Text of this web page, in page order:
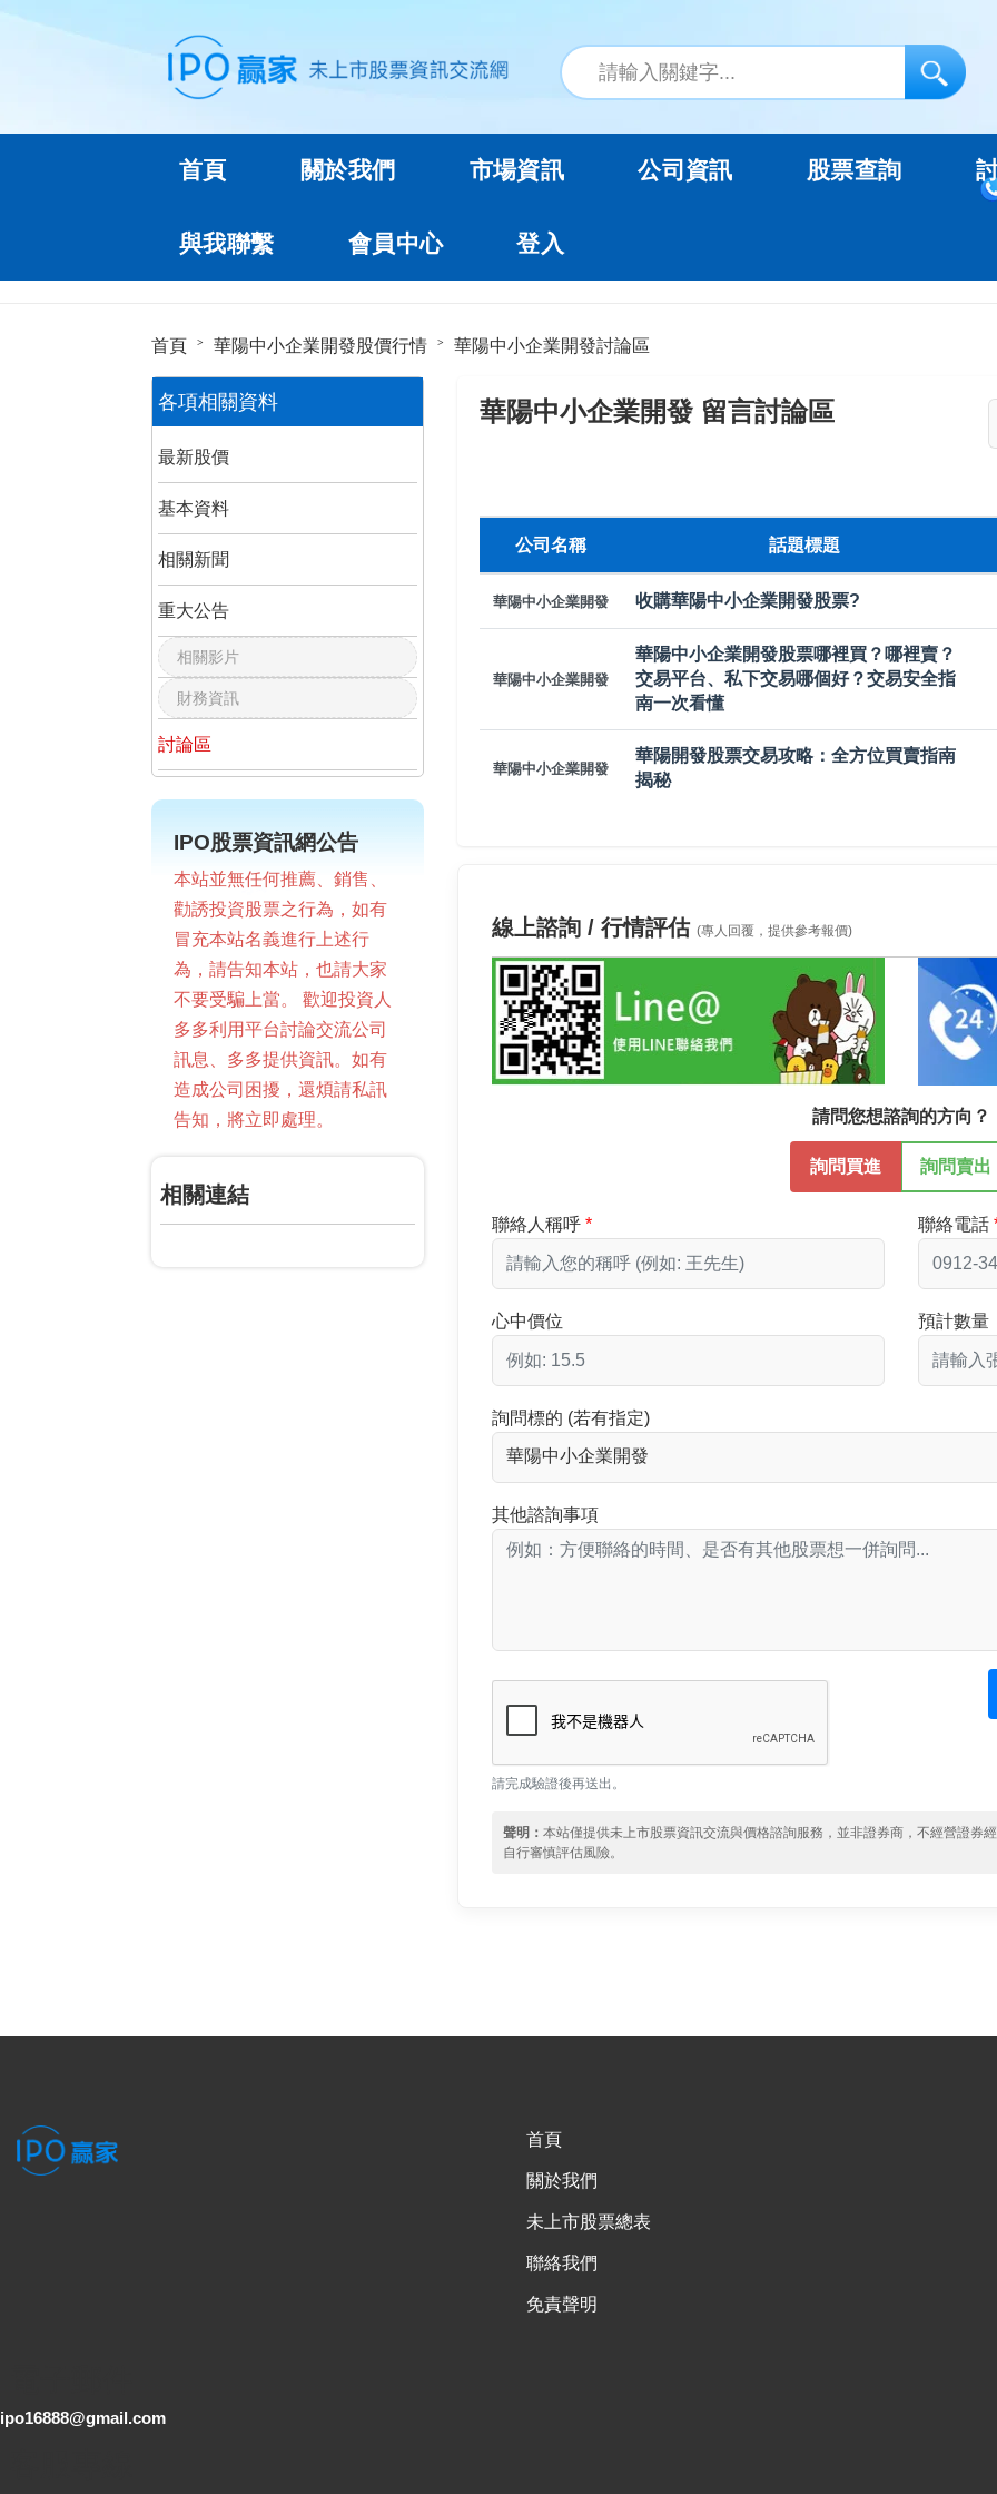
首頁 關於我們 市場資訊 公司資訊 股票查詢
與我聯繫 會員中心 登入
首頁 華陽中小企業開發股價行情 華陽中小企業開發討論區
各項相關資料
最新股價
基本資料
相關新聞
重大公告
相關影片
財務資訊
討論區
IPO股票資訊網公告
本站並無任何推薦、銷售、
勸誘投資股票之行為，如有
冒充本站名義進行上述行
為，請告知本站，也請大家
不要受騙上當。 歡迎投資人
多多利用平台討論交流公司
訊息、多多提供資訊。如有
造成公司困擾，還煩請私訊
告知，將立即處理。
相關連結
華陽中小企業開發 留言討論區
公司名稱 話題標題
華陽中小企業開發 收購華陽中小企業開發股票?
華陽中小企業開發
華陽中小企業開發股票哪裡買？哪裡賣？
交易平台、私下交易哪個好？交易安全指
南一次看懂
華陽中小企業開發
華陽開發股票交易攻略：全方位買賣指南
揭秘
線上諮詢 / 行情評估(專人回覆，提供參考報價)
請問您想諮詢的方向？
詢問買進 詢問賣出
聯絡人稱呼 聯絡電話
心中價位 預計數量
詢問標的 (若有指定)
其他諮詢事項
請完成驗證後再送出。
聲明：本站僅提供未上市股票資訊交流與價格諮詢服務，並非證券商，不經營證券
自行審慎評估風險。
首頁
關於我們
未上市股票總表
聯絡我們
免責聲明
ipo16888@gmail.com